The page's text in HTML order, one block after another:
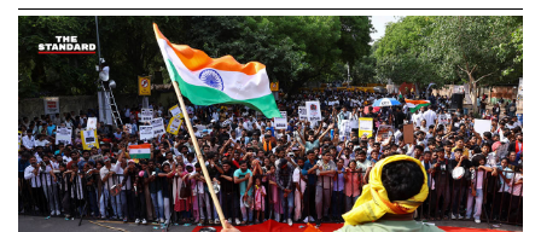
MRR, MLR, MOR ต่างกันอย่างไร
MRR, MLR, และ MOR คืออัตราดอกเบี้ยเงินกู้ขั้นต่ำที่
ธนาคารใช้เป็นอัตราอ้างอิงสำหรับสินเชื่อที่ใช้อัตราดอกเบี้ย
ลอยตัว โดยมีความแตกต่างกันที่กลุ่มลูกค้าและลักษณะของ
สินเชื่อ